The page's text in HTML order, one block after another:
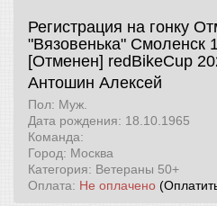
Регистрация на гонку
"Вязовенька" Смоленск
[Отменен] redBikeCup
Антошин Алексей
Пол: Муж.
Дата рождения: 18.10.1965
Команда:
Город: Москва
Категория: Ветераны 50+
Оплата: Не оплачено